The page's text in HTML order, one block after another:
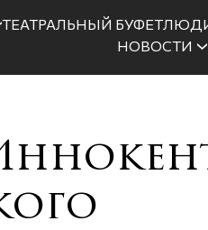
ТЕАТРАЛЬНЫЙ БУФЕТЛЮДИ
НОВОСТИ